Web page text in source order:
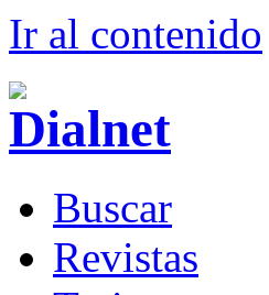
Ir al contenido
Buscar
Revistas